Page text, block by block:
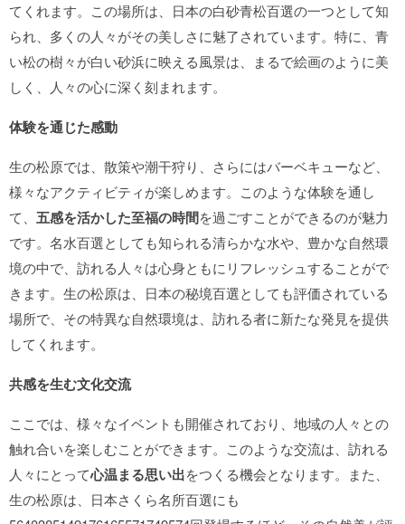
てくれます。この場所は、日本の白砂青松百選の一つとして知
られ、多くの人々がその美しさに魅了されています。特に、青
い松の樹々が白い砂浜に映える風景は、まるで絵画のように美
しく、人々の心に深く刻まれます。
体験を通じた感動
生の松原では、散策や潮干狩り、さらにはバーベキューなど、
様々なアクティビティが楽しめます。このような体験を通し
て、 五感を活かした至福の時間を過ごすことができるのが魅力
です。名水百選としても知られる清らかな水や、豊かな自然環
境の中で、訪れる人々は心身ともにリフレッシュすることがで
きます。生の松原は、日本の秘境百選としても評価されている
場所で、その特異な自然環境は、訪れる者に新たな発見を提供
してくれます。
共感を生む文化交流
ここでは、様々なイベントも開催されており、地域の人々との
触れ合いを楽しむことができます。このような交流は、訪れる
人々にとって心温まる思い出をつくる機会となります。また、
生の松原は、日本さくら名所百選にも